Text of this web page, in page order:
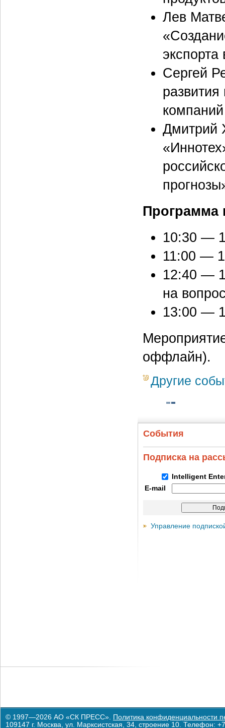
Лев
Сергей
Дмитрий
Программа
10:30 —
11:00 —
12:40 —
на
13:00 —
оффлайн).
Другие
События
Подписка на
Intelligent
E-mail
Управление
© 1997—2026 АО «СК ПРЕСС». Политика конфиденциальности
109147 г. Москва, ул. Марксистская, 34, строение 10. Телефон: